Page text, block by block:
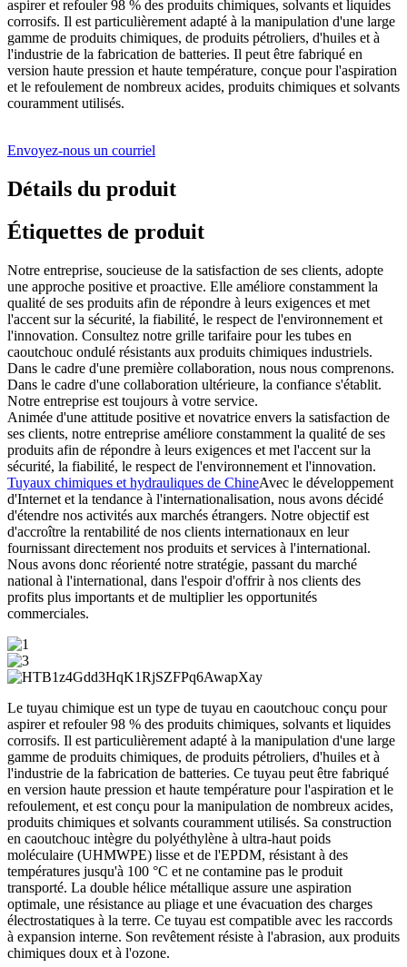
aspirer et refouler 98 % des produits chimiques, solvants et liquides
corrosifs. Il est particulièrement adapté à la manipulation d'une large
gamme de produits chimiques, de produits pétroliers, d'huiles et à
l'industrie de la fabrication de batteries. Il peut être fabriqué en
version haute pression et haute température, conçue pour l'aspiration
et le refoulement de nombreux acides, produits chimiques et solvants
couramment utilisés.
Envoyez-nous un courriel
Détails du produit
Étiquettes de produit
Notre entreprise, soucieuse de la satisfaction de ses clients, adopte
une approche positive et proactive. Elle améliore constamment la
qualité de ses produits afin de répondre à leurs exigences et met
l'accent sur la sécurité, la fiabilité, le respect de l'environnement et
l'innovation. Consultez notre grille tarifaire pour les tubes en
caoutchouc ondulé résistants aux produits chimiques industriels.
Dans le cadre d'une première collaboration, nous nous comprenons.
Dans le cadre d'une collaboration ultérieure, la confiance s'établit.
Notre entreprise est toujours à votre service.
Animée d'une attitude positive et novatrice envers la satisfaction de
ses clients, notre entreprise améliore constamment la qualité de ses
produits afin de répondre à leurs exigences et met l'accent sur la
sécurité, la fiabilité, le respect de l'environnement et l'innovation.
Tuyaux chimiques et hydrauliques de ChineAvec le développement
d'Internet et la tendance à l'internationalisation, nous avons décidé
d'étendre nos activités aux marchés étrangers. Notre objectif est
d'accroître la rentabilité de nos clients internationaux en leur
fournissant directement nos produits et services à l'international.
Nous avons donc réorienté notre stratégie, passant du marché
national à l'international, dans l'espoir d'offrir à nos clients des
profits plus importants et de multiplier les opportunités
commerciales.
Le tuyau chimique est un type de tuyau en caoutchouc conçu pour
aspirer et refouler 98 % des produits chimiques, solvants et liquides
corrosifs. Il est particulièrement adapté à la manipulation d'une large
gamme de produits chimiques, de produits pétroliers, d'huiles et à
l'industrie de la fabrication de batteries. Ce tuyau peut être fabriqué
en version haute pression et haute température pour l'aspiration et le
refoulement, et est conçu pour la manipulation de nombreux acides,
produits chimiques et solvants couramment utilisés. Sa construction
en caoutchouc intègre du polyéthylène à ultra-haut poids
moléculaire (UHMWPE) lisse et de l'EPDM, résistant à des
températures jusqu'à 100 °C et ne contamine pas le produit
transporté. La double hélice métallique assure une aspiration
optimale, une résistance au pliage et une évacuation des charges
électrostatiques à la terre. Ce tuyau est compatible avec les raccords
à expansion interne. Son revêtement résiste à l'abrasion, aux produits
chimiques doux et à l'ozone.